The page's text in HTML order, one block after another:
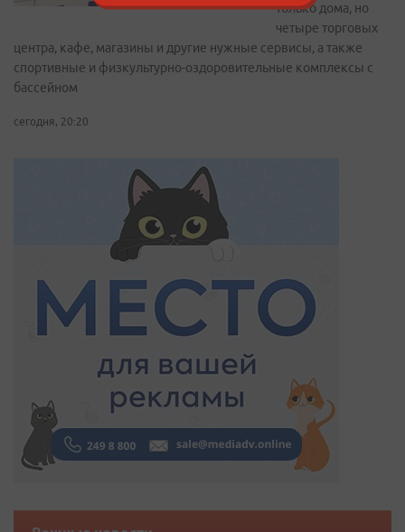
только дома, но
четыре торговых
центра, кафе, магазины и другие нужные сервисы, а также
спортивные и физкультурно-оздоровительные комплексы с
бассейном
сегодня, 20:20